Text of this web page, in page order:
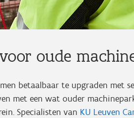
oude
betaalbaar te upgraden met
met een wat ouder
Specialisten van KU Leuven